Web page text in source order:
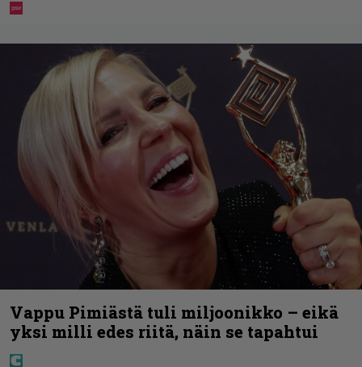
Vappu Pimiästä tuli miljoonikko – eikä
yksi milli edes riitä, näin se tapahtui